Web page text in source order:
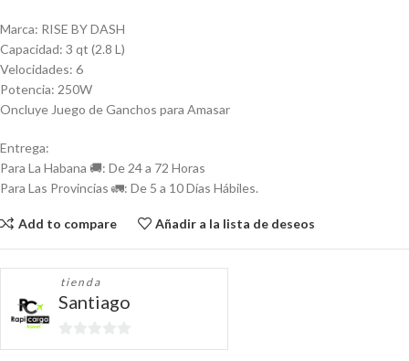
Marca: RISE BY DASH
Capacidad: 3 qt (2.8 L)
Velocidades: 6
Potencia: 250W
Oncluye Juego de Ganchos para Amasar
Entrega:
Para La Habana 🚚: De 24 a 72 Horas
Para Las Provincias 🚛: De 5 a 10 Días Hábiles.
Add to compare Añadir a la lista de deseos
tienda
Santiago
0